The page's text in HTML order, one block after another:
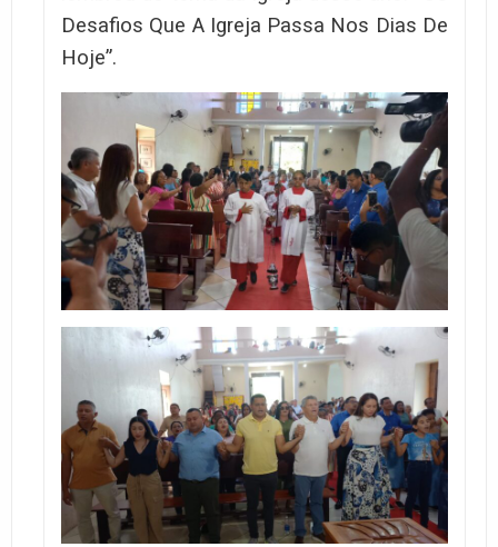
Desafios Que A Igreja Passa Nos Dias De
Hoje”.